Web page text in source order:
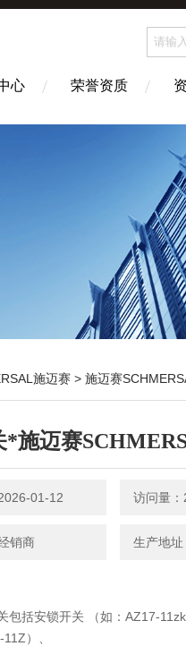
心 荣誉资质
施迈赛 > 施迈赛
*施迈赛
01-12 访问量：
销商 生产地址
包括安锁开关 （如：AZ17-
）、